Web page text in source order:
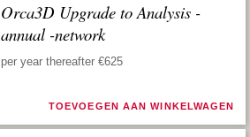
Orca3D Upgrade to Analysis -
annual -network
per year thereafter €625
TOEVOEGEN AAN WINKELWAGEN